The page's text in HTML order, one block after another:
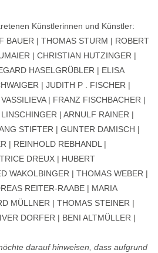
Künstlerinnen und Künstler:
BAUER | THOMAS STURM | ROBERT
| CHRISTIAN HUTZINGER |
HASELGRÜBLER | ELISA
| JUDITH P . FISCHER |
| FRANZ FISCHBACHER |
| ARNULF RAINER |
STIFTER | GUNTER DAMISCH |
| REINHOLD REBHANDL |
DREUX | HUBERT
WAKOLBINGER | THOMAS WEBER |
REITER-RAABE | MARIA
MÜLLNER | THOMAS STEINER |
DORFER | BENI ALTMÜLLER |
darauf hinweisen, dass aufgrund